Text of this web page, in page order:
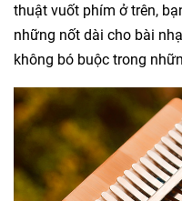
thuật vuốt phím ở trên,
những nốt dài cho bài
không bó buộc trong